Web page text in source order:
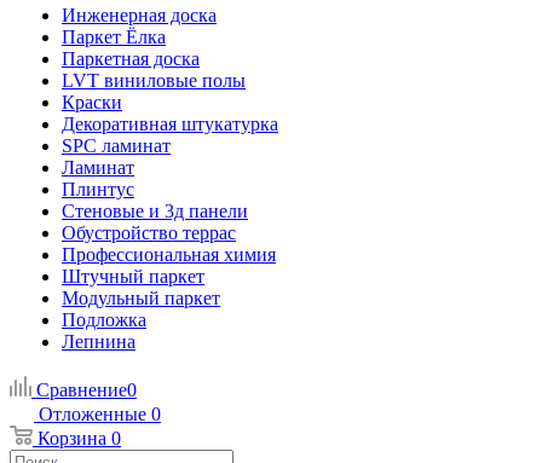
Инженерная доска
Паркет Ёлка
Паркетная доска
LVT виниловые полы
Краски
Декоративная штукатурка
SPC ламинат
Ламинат
Плинтус
Стеновые и 3д панели
Обустройство террас
Профессиональная химия
Штучный паркет
Модульный паркет
Подложка
Лепнина
Сравнение0
Отложенные 0
Корзина 0